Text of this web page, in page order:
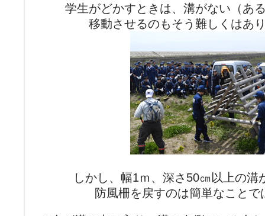
学生がどかすときは、溝がない（あ
移動させるのもそう難しくはあ
しかし、幅1ｍ、深さ50㎝以上の溝
防風柵を戻すのは簡単なことで